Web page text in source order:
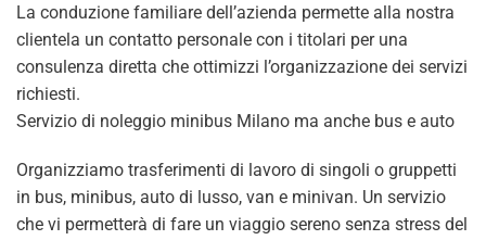
La conduzione familiare dell’azienda permette alla nostra
clientela un contatto personale con i titolari per una
consulenza diretta che ottimizzi l’organizzazione dei servizi
richiesti.
Servizio di noleggio minibus Milano ma anche bus e auto
Organizziamo trasferimenti di lavoro di singoli o gruppetti
in bus, minibus, auto di lusso, van e minivan. Un servizio
che vi permetterà di fare un viaggio sereno senza stress del